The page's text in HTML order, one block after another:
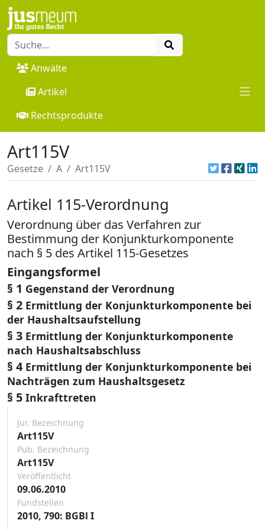
Anwälte
Artikel
Rechtsprodukte
Art115V
Gesetze A Art115V
Artikel 115-Verordnung
Verordnung über das Verfahren zur
Bestimmung der Konjunkturkomponente
nach § 5 des Artikel 115-Gesetzes
Eingangsformel
§ 1 Gegenstand der Verordnung
§ 2 Ermittlung der Konjunkturkomponente bei
der Haushaltsaufstellung
§ 3 Ermittlung der Konjunkturkomponente
nach Haushaltsabschluss
§ 4 Ermittlung der Konjunkturkomponente bei
Nachträgen zum Haushaltsgesetz
§ 5 Inkrafttreten
Jur. Bezeichnung
Art115V
Pub. Bezeichnung
Art115V
Veröffentlicht
09.06.2010
Fundstellen
2010, 790: BGBl I